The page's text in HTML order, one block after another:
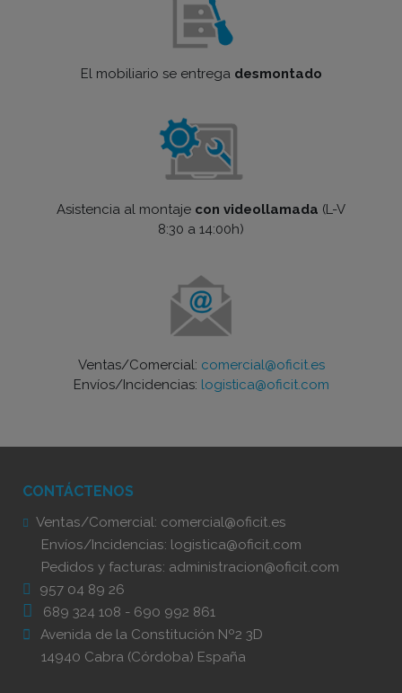
El mobiliario se entrega desmontado
Asistencia al montaje con videollamada (L-V
8:30 a 14:00h)
Ventas/Comercial: comercial@oficit.es
Envíos/Incidencias: logistica@oficit.com
CONTÁCTENOS
Ventas/Comercial: comercial@oficit.es
Envíos/Incidencias: logistica@oficit.com
Pedidos y facturas: administracion@oficit.com
957 04 89 26
689 324 108 - 690 992 861
Avenida de la Constitución Nº2 3D
14940 Cabra (Córdoba) España